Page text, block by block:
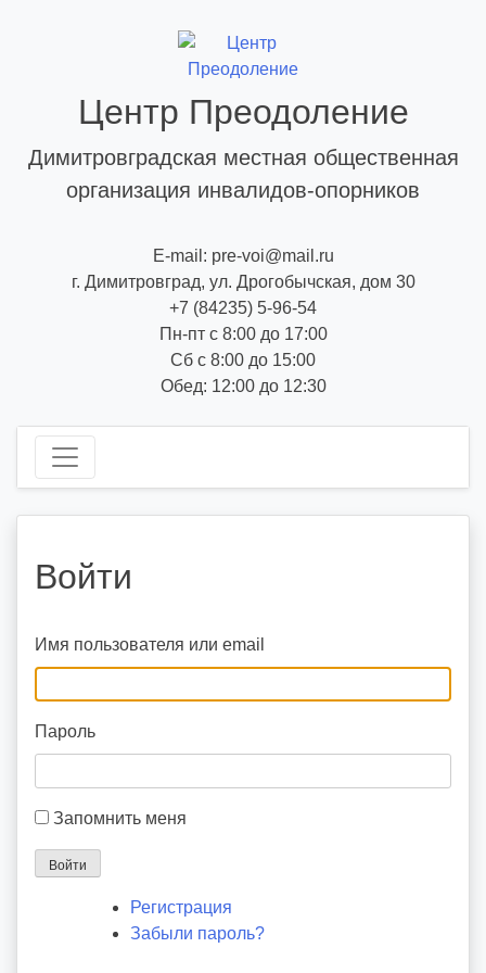
Центр Преодоление
Димитровградская местная общественная
организация инвалидов-опорников
E-mail: pre-voi@mail.ru
г. Димитровград, ул. Дрогобычская, дом 30
+7 (84235) 5-96-54
Пн-пт с 8:00 до 17:00
Сб с 8:00 до 15:00
Обед: 12:00 до 12:30
Войти
Имя пользователя или email
Пароль
Запомнить меня
Войти
Регистрация
Забыли пароль?